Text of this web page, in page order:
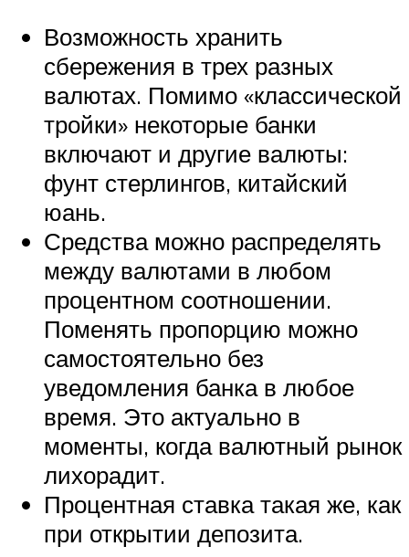
Возможность хранить
сбережения в трех разных
валютах. Помимо «классической
тройки» некоторые банки
включают и другие валюты:
фунт стерлингов, китайский
юань.
Средства можно распределять
между валютами в любом
процентном соотношении.
Поменять пропорцию можно
самостоятельно без
уведомления банка в любое
время. Это актуально в
моменты, когда валютный рынок
лихорадит.
Процентная ставка такая же, как
при открытии депозита.